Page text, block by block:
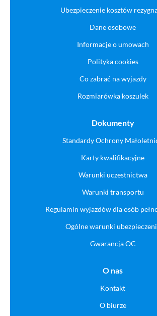
Ubezpieczenie kosztów
Dane osobowe
Informacje o umowach
Polityka cookies
Co zabrać na wyjazdy
Rozmiarówka koszulek
Dokumenty
Standardy Ochrony
Karty kwalifikacyjne
Warunki uczestnictwa
Warunki transportu
Regulamin wyjazdów dla osób
Ogólne warunki
Gwarancja OC
O nas
Kontakt
O biurze